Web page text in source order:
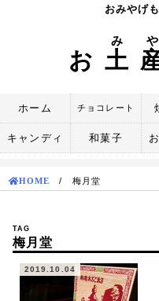
おみやげ
お 土
み
ホーム チョコレート
キャンディ 和菓子
HOME / 梅月堂
TAG
梅月堂
2019.10.04